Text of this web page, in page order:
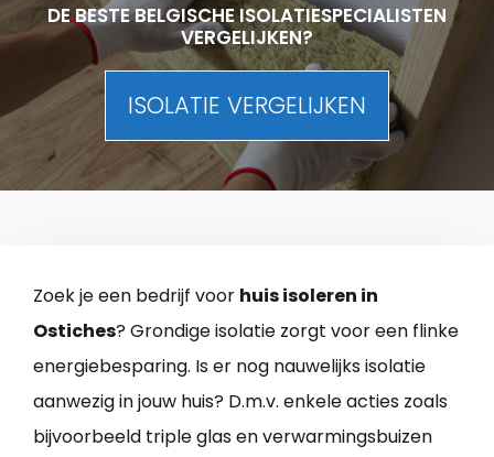
DE BESTE BELGISCHE ISOLATIESPECIALISTEN
VERGELIJKEN?
ISOLATIE VERGELIJKEN
Zoek je een bedrijf voor huis isoleren in
Ostiches? Grondige isolatie zorgt voor een flinke
energiebesparing. Is er nog nauwelijks isolatie
aanwezig in jouw huis? D.m.v. enkele acties zoals
bijvoorbeeld triple glas en verwarmingsbuizen